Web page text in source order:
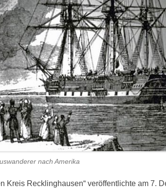
nach Amerika
Kreis Recklinghausen“ veröffentlichte am 7.